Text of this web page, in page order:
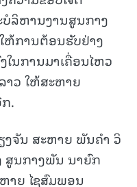
ບໍລິຫານງານສູນກາງ
ຫ້ການຕ້ອນຮັບຢ່າງ
ນການມາເຄື່ອນໄຫວ
າວ ໃຫ້ສະຫາຍ
.
ຈັນ ສະຫາຍ ພັນຄຳ ວິ
ສູນກາງພັນ ນາຍົກ
າຍ ໄຊສົມພອນ